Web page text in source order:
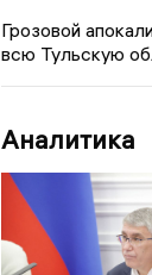
Грозовой
всю Тульскую
Аналитика